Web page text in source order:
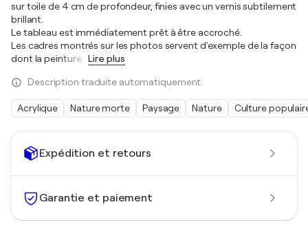
Expédition et retours
Garantie et paiement
sur toile de 4 cm de profondeur, finies avec un vernis subtilement
brillant.
Le tableau est immédiatement prêt à être accroché.
Les cadres montrés sur les photos servent d'exemple de la façon
dont la peinture
Lire plus
Description traduite automatiquement.
Acrylique Nature morte Paysage Nature Culture